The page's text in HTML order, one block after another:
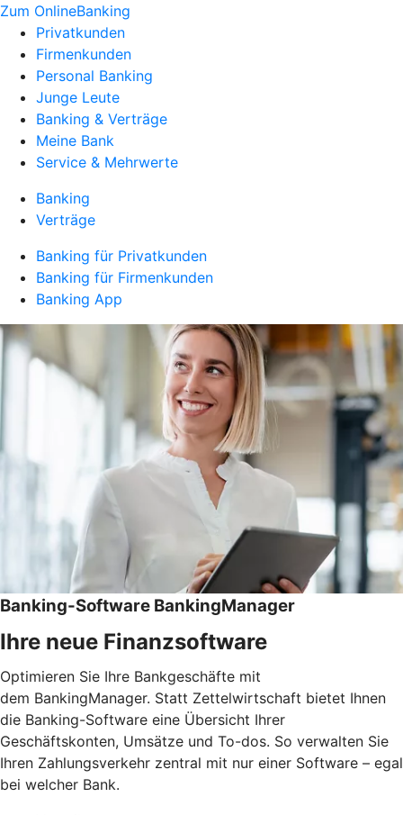
Zum OnlineBanking
Privatkunden
Firmenkunden
Personal Banking
Junge Leute
Banking & Verträge
Meine Bank
Service & Mehrwerte
Banking
Verträge
Banking für Privatkunden
Banking für Firmenkunden
Banking App
Banking-Software BankingManager
Ihre neue Finanzsoftware
Optimieren Sie Ihre Bankgeschäfte mit
dem BankingManager. Statt Zettelwirtschaft bietet Ihnen
die Banking-Software eine Übersicht Ihrer
Geschäftskonten, Umsätze und To-dos. So verwalten Sie
Ihren Zahlungsverkehr zentral mit nur einer Software – egal
bei welcher Bank.